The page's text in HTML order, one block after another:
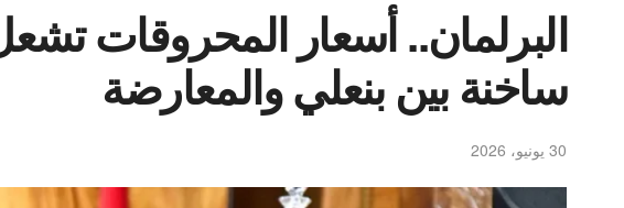
البرلمان.. أسعار المحروقات
ساخنة بين بنعلي والمعارضة
30 يونيو، 2026